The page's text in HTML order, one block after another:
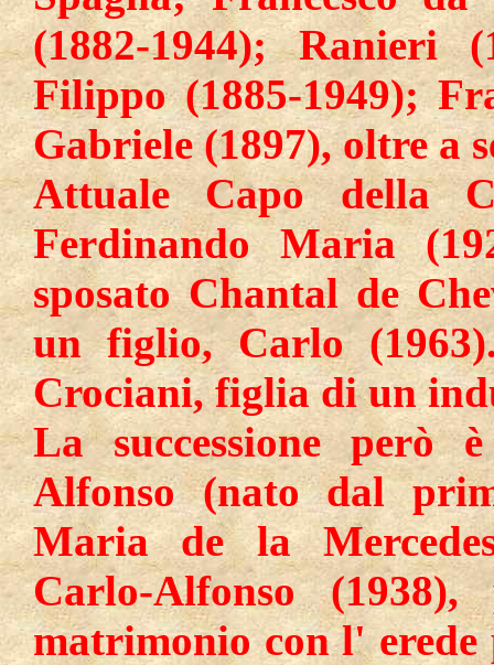
(1882-1944); Ranieri
Filippo (1885-1949);
Gabriele (1897), oltre a
Attuale Capo della
Ferdinando Maria
sposato Chantal de
un figlio, Carlo
Crociani, figlia di un
La successione però
Alfonso (nato dal
Maria de la
Carlo-Alfonso
matrimonio con l'